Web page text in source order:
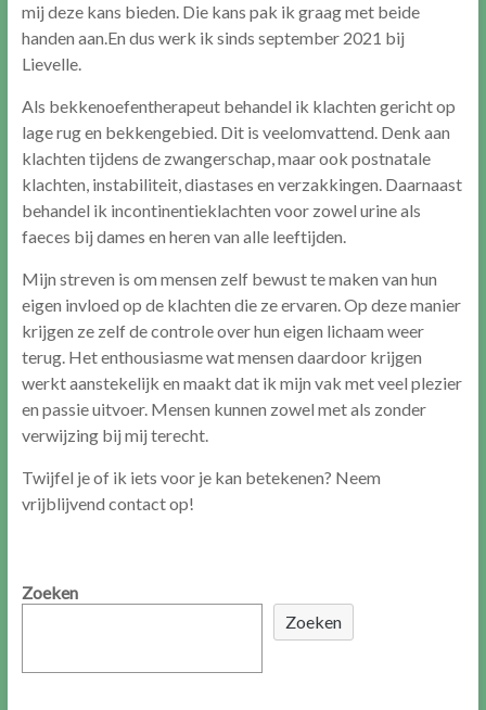
mij deze kans bieden. Die kans pak ik graag met beide
handen aan.En dus werk ik sinds september 2021 bij
Lievelle.
Als bekkenoefentherapeut behandel ik klachten gericht op
lage rug en bekkengebied. Dit is veelomvattend. Denk aan
klachten tijdens de zwangerschap, maar ook postnatale
klachten, instabiliteit, diastases en verzakkingen. Daarnaast
behandel ik incontinentieklachten voor zowel urine als
faeces bij dames en heren van alle leeftijden.
Mijn streven is om mensen zelf bewust te maken van hun
eigen invloed op de klachten die ze ervaren. Op deze manier
krijgen ze zelf de controle over hun eigen lichaam weer
terug. Het enthousiasme wat mensen daardoor krijgen
werkt aanstekelijk en maakt dat ik mijn vak met veel plezier
en passie uitvoer. Mensen kunnen zowel met als zonder
verwijzing bij mij terecht.
Twijfel je of ik iets voor je kan betekenen? Neem
vrijblijvend contact op!
Zoeken
Zoeken